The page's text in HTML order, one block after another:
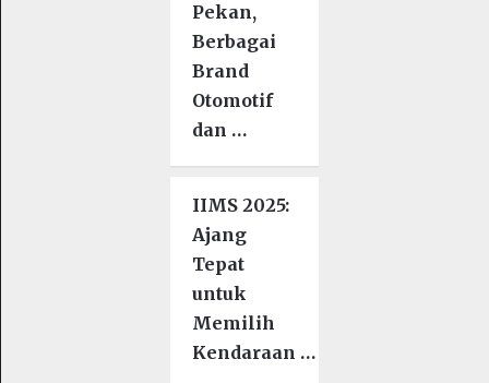
Pekan,
Berbagai
Brand
Otomotif
dan …
IIMS 2025:
Ajang
Tepat
untuk
Memilih
Kendaraan …